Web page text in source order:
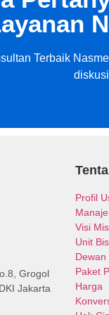
Terbaik
Grogol
Jakarta
Profil
Visi
Unit
Dewan
Paket
Harga